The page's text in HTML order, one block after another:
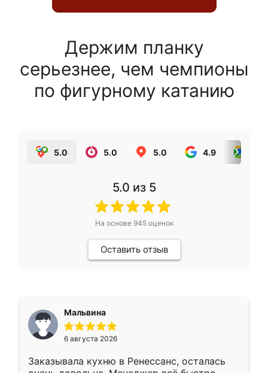
Держим планку
серьезнее, чем чемпионы
по фигурному катанию
5.0 5.0 5.0 4.9
5.0 из 5
На основе 945оценок
Оставить отзыв
Мальвина
6 августа 2026
Заказывала кухню в Ренессанс, осталась